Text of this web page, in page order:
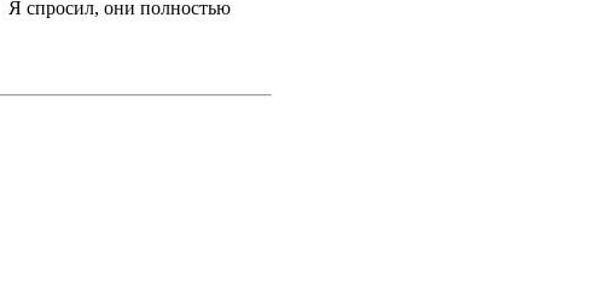
Я спросил, они полностью